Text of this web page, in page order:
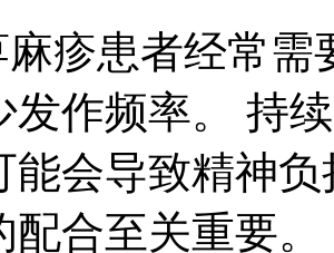
疹患者经常需
发作频率。 持
能会导致精神
合至关重要。